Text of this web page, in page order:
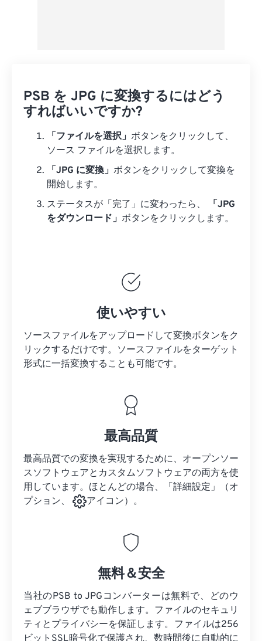
PSB を JPG に変換するにはどう
すればいいですか?
「ファイルを選択」 ボタンをクリックして、
ソース ファイルを選択します。
「JPG に変換」 ボタンをクリックして変換を
開始します。
ステータスが「完了」に変わったら、
「JPG
をダウンロード」 ボタンをクリックします。
使いやすい
ソースファイルをアップロードして変換ボタンをク
リックするだけです。 ソースファイルをターゲット
形式に一括変換することも可能です。
最高品質
最高品質での変換を実現するために、オープンソー
スソフトウェアとカスタムソフトウェアの両方を使
用しています。ほとんどの場合、「詳細設定」（オ
プション、
アイコン）。
無料＆安全
当社のPSB to JPGコンバーターは無料で、どのウ
ェブブラウザでも動作します。ファイルのセキュリ
ティとプライバシーを保証します。ファイルは256